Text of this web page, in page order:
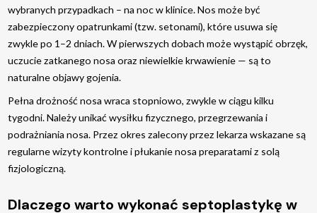
wybranych przypadkach – na noc w klinice. Nos może być
zabezpieczony opatrunkami (tzw. setonami), które usuwa się
zwykle po 1–2 dniach. W pierwszych dobach może wystąpić obrzęk,
uczucie zatkanego nosa oraz niewielkie krwawienie — są to
naturalne objawy gojenia.
Pełna drożność nosa wraca stopniowo, zwykle w ciągu kilku
tygodni. Należy unikać wysiłku fizycznego, przegrzewania i
podrażniania nosa. Przez okres zalecony przez lekarza wskazane są
regularne wizyty kontrolne i płukanie nosa preparatami z solą
fizjologiczną.
Dlaczego warto wykonać septoplastykę w